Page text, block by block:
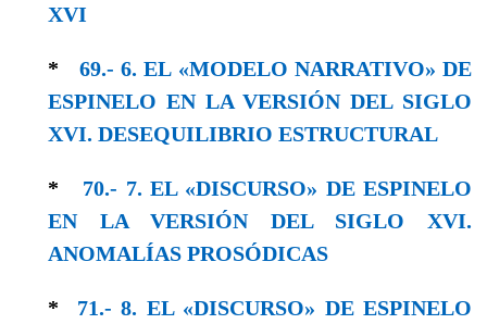
XVI
* 69.- 6. EL «MODELO NARRATIVO» DE
ESPINELO EN LA VERSIÓN DEL SIGLO
XVI. DESEQUILIBRIO ESTRUCTURAL
* 70.- 7. EL «DISCURSO» DE ESPINELO
EN LA VERSIÓN DEL SIGLO XVI.
ANOMALÍAS PROSÓDICAS
* 71.- 8. EL «DISCURSO» DE ESPINELO